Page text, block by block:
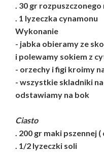
. 30 gr rozpuszczonego
. 1 lyzeczka cynamonu
Wykonanie
- jabka obieramy ze
i polewamy sokiem z
- orzechy i figi kroimy
- wszystkie skladniki
odstawiamy na bok
Ciasto
. 200 gr maki pszennej
. 1/2 lyzeczki soli